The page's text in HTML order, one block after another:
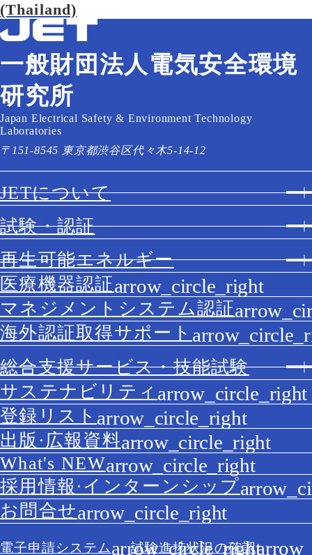
(Thailand)
一般財団法人電気安全環境
研究所
Japan Electrical Safety & Environment Technology
Laboratories
〒151-8545 東京都渋谷区代々木5-14-12
JETについて
サステナビリティ
登録リスト
出版·広報資料
What's NEW
採用情報·インターンシップ
お問合せ
試験・認証
再生可能エネルギー
医療機器認証
マネジメントシステム認証
海外認証取得サポート
総合支援サービス・技能試験
電子申請システム
試験進捗状況の確認